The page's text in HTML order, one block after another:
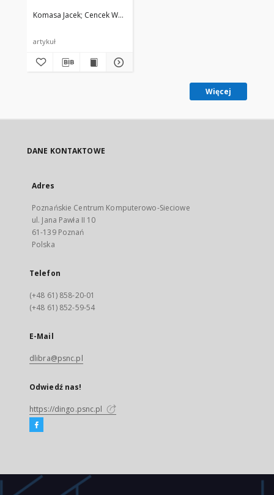
Komasa Jacek Cencek Wojciech
artykuł
Więcej
DANE KONTAKTOWE
Adres
Poznańskie Centrum Komputerowo-Sieciowe
ul. Jana Pawła II 10
61-139 Poznań
Polska
Telefon
(+48 61) 858-20-01
(+48 61) 852-59-54
E-Mail
dlibra@psnc.pl
Odwiedź nas!
https://dingo.psnc.pl